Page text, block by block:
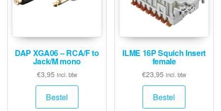
DAP XGA06 – RCA/F to
Jack/M mono
€3,95 incl. btw
Bestel
ILME 16P Squich Insert
female
€23,95 incl. btw
Bestel